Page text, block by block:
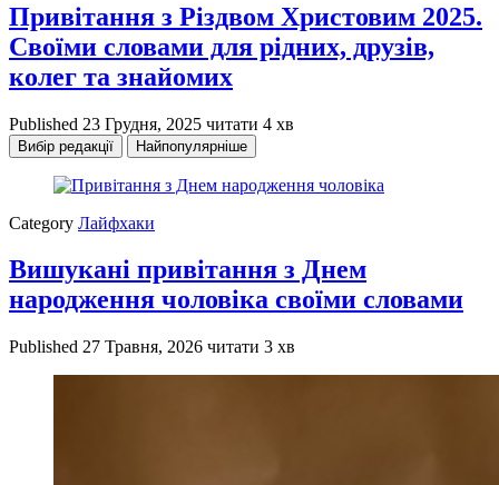
Привітання з Різдвом Христовим 2025.
Своїми словами для рідних, друзів,
колег та знайомих
Published 23 Грудня, 2025 читати 4 хв
Вибір редакції Найпопулярніше
Category Лайфхаки
Вишукані привітання з Днем
народження чоловіка своїми словами
Published 27 Травня, 2026 читати 3 хв